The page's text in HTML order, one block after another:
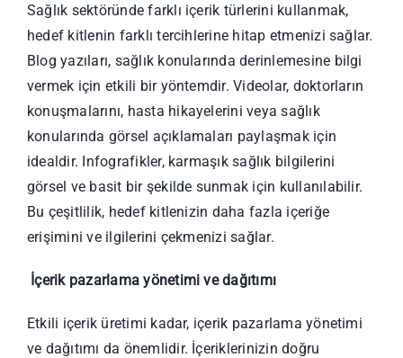
Sağlık sektöründe farklı içerik türlerini kullanmak,
hedef kitlenin farklı tercihlerine hitap etmenizi sağlar.
Blog yazıları, sağlık konularında derinlemesine bilgi
vermek için etkili bir yöntemdir. Videolar, doktorların
konuşmalarını, hasta hikayelerini veya sağlık
konularında görsel açıklamaları paylaşmak için
idealdir. Infografikler, karmaşık sağlık bilgilerini
görsel ve basit bir şekilde sunmak için kullanılabilir.
Bu çeşitlilik, hedef kitlenizin daha fazla içeriğe
erişimini ve ilgilerini çekmenizi sağlar.
İçerik pazarlama yönetimi ve dağıtımı
Etkili içerik üretimi kadar, içerik pazarlama yönetimi
ve dağıtımı da önemlidir. İçeriklerinizin doğru